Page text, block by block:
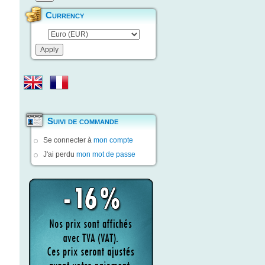
Currency
Suivi de commande
Se connecter à mon compte
J'ai perdu mon mot de passe